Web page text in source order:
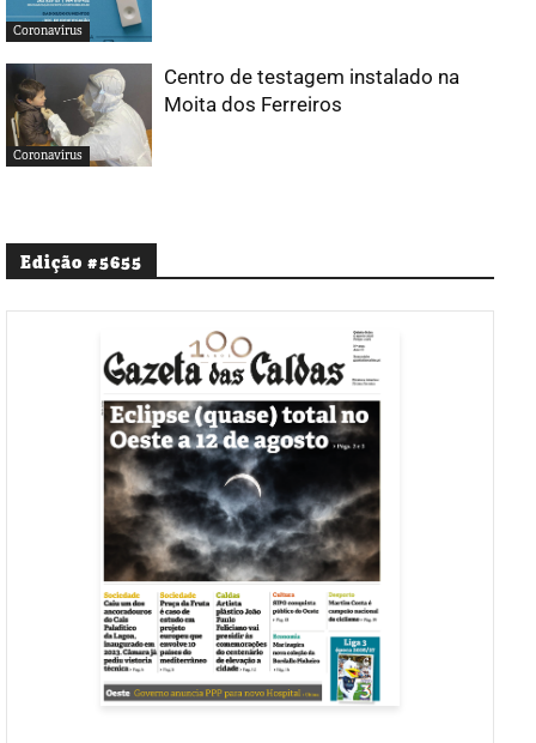
Coronavírus
Coronavírus
Centro de testagem instalado na
Moita dos Ferreiros
Edição #5655